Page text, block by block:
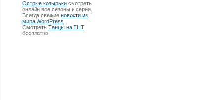
Острые козырьки смотреть
онлайн все сезоны и серии.
Всегда свежие новости из
мира WordPress
Смотреть Танцы на ТНТ
бесплатно